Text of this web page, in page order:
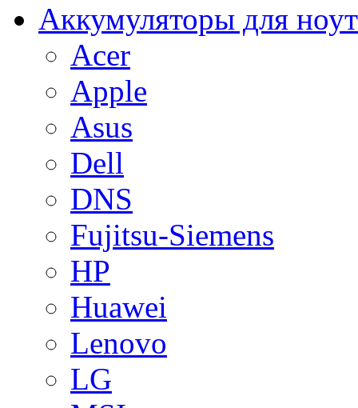
Аккумуляторы для
Acer
Apple
Asus
Dell
DNS
Fujitsu-Siemens
HP
Huawei
Lenovo
LG